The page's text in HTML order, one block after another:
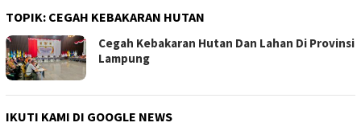
TOPIK: CEGAH KEBAKARAN HUTAN
Cegah Kebakaran Hutan Dan Lahan Di Provinsi
Lampung
IKUTI KAMI DI GOOGLE NEWS